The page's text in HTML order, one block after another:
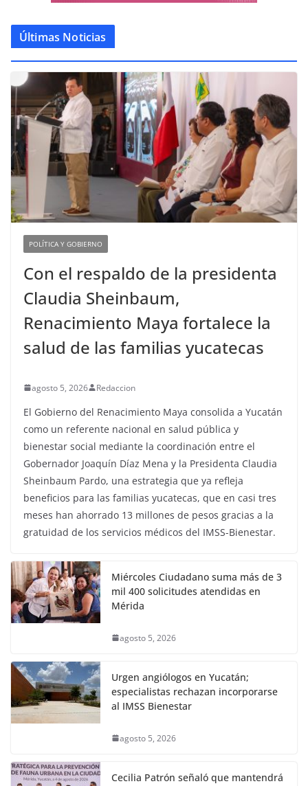
Últimas Noticias
POLÍTICA Y GOBIERNO
Con el respaldo de la presidenta
Claudia Sheinbaum,
Renacimiento Maya fortalece la
salud de las familias yucatecas
agosto 5, 2026 Redaccion
El Gobierno del Renacimiento Maya consolida a Yucatán
como un referente nacional en salud pública y
bienestar social mediante la coordinación entre el
Gobernador Joaquín Díaz Mena y la Presidenta Claudia
Sheinbaum Pardo, una estrategia que ya refleja
beneficios para las familias yucatecas, que en casi tres
meses han ahorrado 13 millones de pesos gracias a la
gratuidad de los servicios médicos del IMSS-Bienestar.
Miércoles Ciudadano suma más de 3
mil 400 solicitudes atendidas en
Mérida
agosto 5, 2026
Urgen angiólogos en Yucatán;
especialistas rechazan incorporarse
al IMSS Bienestar
agosto 5, 2026
Cecilia Patrón señaló que mantendrá